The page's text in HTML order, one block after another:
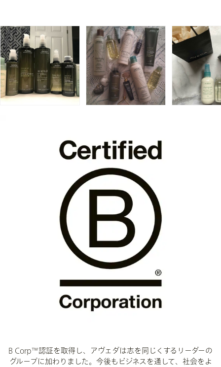
B Corp™認証を取得し、アヴェダは志を同じくするリーダーの
グループに加わりました。今後もビジネスを通して、社会をよ